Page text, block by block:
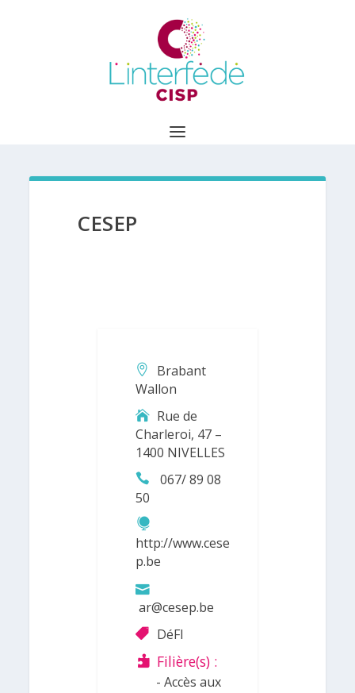
CESEP
Brabant
Wallon
Rue de
Charleroi, 47 –
1400 NIVELLES
067/ 89 08
50
http://www.cese
p.be
ar@cesep.be
DéFI
Filière(s) :
- Accès aux